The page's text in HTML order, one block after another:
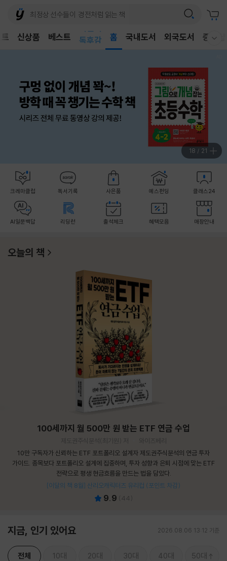
신상품 베스트
독후감
홈 국내도서 외국도서 중고샵
19 / 21
크레마클럽 독서기록 사은품 예스펀딩 클래스24
AI일문백답 리딩런 출석체크 혜택모음 매장안내
오늘의 책
100세까지 월 500만 원 받는 ETF 연금 수업
제도권주식분석(최기원) 저
와이즈베리
10만 구독자가 신뢰하는 ETF 포트폴리오 설계자 제도권주식분석의 연금 투자
가이드. 종목보다 포트폴리오 설계에 집중하며, 투자 성향과 은퇴 시점에 맞는 ETF
전략으로 평생 현금흐름을 만드는 법을 담았다.
[이달의 책 8월] 산리오캐릭터즈 유리컵 (포인트 차감)
9.9 44
지금, 인기 있어요 2026.08.06 13:12 기준
전체 10대 20대 30대 40대 50대